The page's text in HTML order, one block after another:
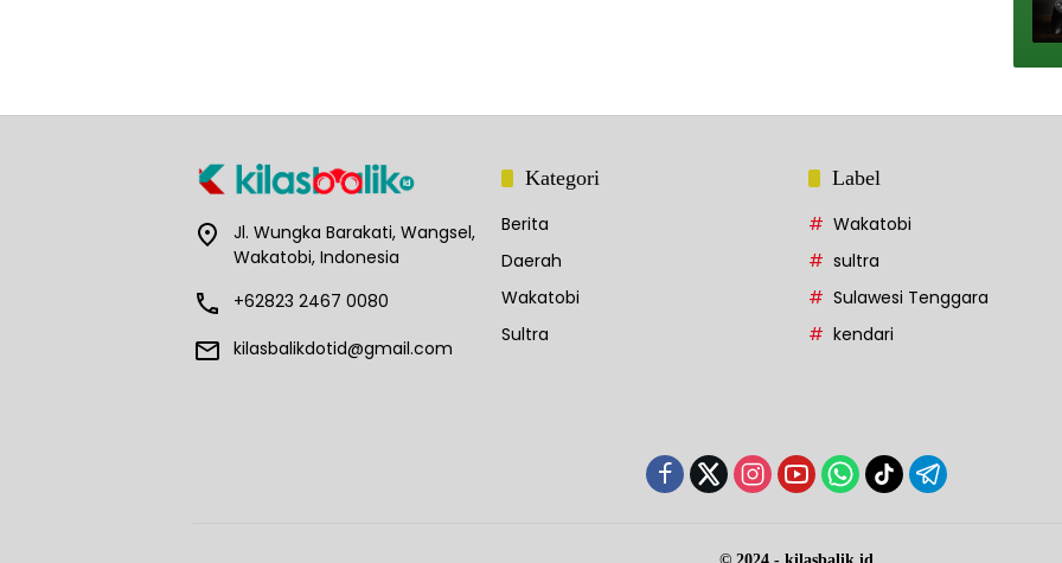
Jl. Wungka Barakati, Wangsel,
Wakatobi, Indonesia
+62823 2467 0080
kilasbalikdotid@gmail.com
Kategori
Berita
Daerah
Wakatobi
Sultra
Label
Wakatobi
sultra
Sulawesi Tenggara
kendari